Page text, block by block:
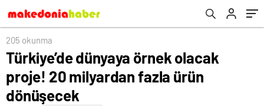
205 okunma
Türkiye’de dünyaya örnek olacak
proje! 20 milyardan fazla ürün
dönüşecek